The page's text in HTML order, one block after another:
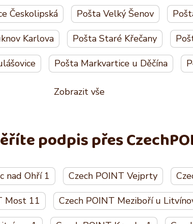
Českolipská Pošta Velký Šenov
Karlova Pošta Staré Křečany
Pošta Markvartice u Děčína
Zobrazit vše
podpis přes
nad Ohří 1 Czech POINT Vejprty
Most 11 Czech POINT Meziboří u